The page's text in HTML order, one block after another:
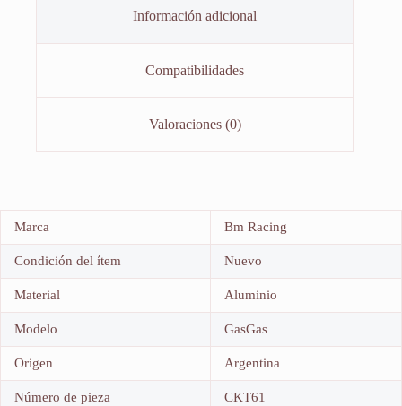
Información adicional
Compatibilidades
Valoraciones (0)
Marca Bm Racing
Condición del ítem Nuevo
Material Aluminio
Modelo GasGas
Origen Argentina
Número de pieza CKT61